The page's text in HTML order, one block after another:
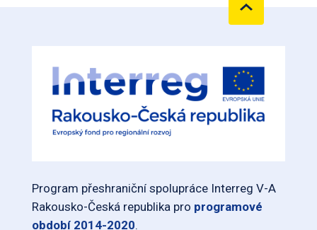
Program přeshraniční spolupráce Interreg V-A
Rakousko-Česká republika pro programové
období 2014-2020.